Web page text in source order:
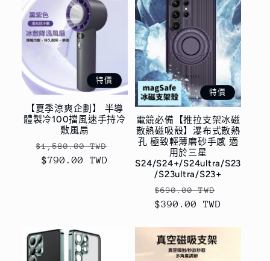
特價
【夏季涼爽企劃】 半導
體製冷100擋風速手持冷
敷風扇
定
價
$1,580.00 TWD
$790.00 TWD
特價
電競必備【推拉支架冰磁
散熱磁吸殼】瀑布式散熱
孔 極致輕薄磨砂手感 適
用於三星
S24/S24+/S24ultra/S23
/S23ultra/S23+
定
價
$690.00 TWD
$390.00 TWD